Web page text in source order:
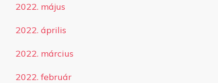
2022. május
2022. április
2022. március
2022. február